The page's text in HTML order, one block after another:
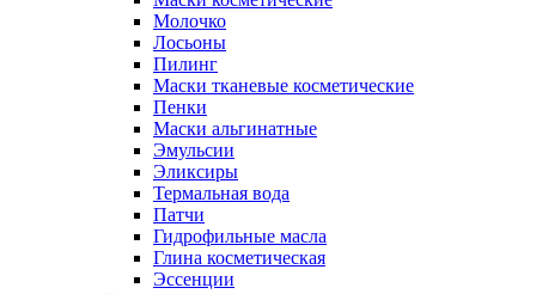
Молочко
Лосьоны
Пилинг
Маски тканевые косметические
Пенки
Маски альгинатные
Эмульсии
Эликсиры
Термальная вода
Патчи
Гидрофильные масла
Глина косметическая
Эссенции